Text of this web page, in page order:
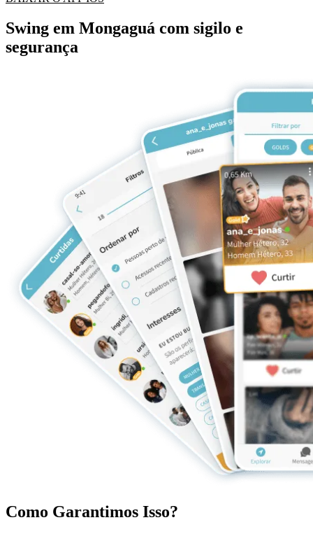
Swing em Mongaguá com sigilo e
segurança
Como Garantimos Isso?